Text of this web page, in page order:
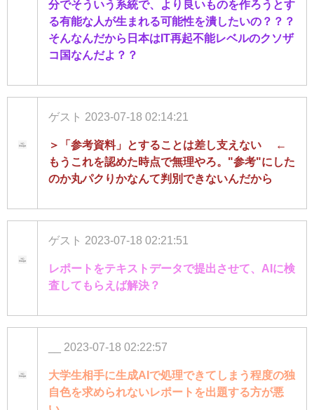
分でそういう系統で、より良いものを作ろうとす
る有能な人が生まれる可能性を潰したいの？？？
そんなんだから日本はIT再起不能レベルのクソザ
コ国なんだよ？？
ゲスト 2023-07-18 02:14:21
＞「参考資料」とすることは差し支えない ←
もうこれを認めた時点で無理やろ。"参考"にした
のか丸パクりかなんて判別できないんだから
ゲスト 2023-07-18 02:21:51
レポートをテキストデータで提出させて、AIに検
査してもらえば解決？
2023-07-18 02:22:57
大学生相手に生成AIで処理できてしまう程度の独
自色を求められないレポートを出題する方が悪